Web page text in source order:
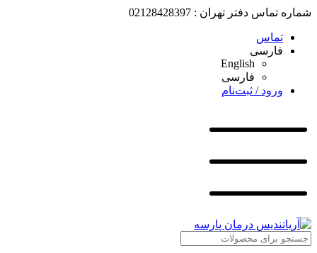
شماره تماس دفتر تهران : 02128428397
تماس
فارسی
English
فارسی
ورود / ثبت‌نام